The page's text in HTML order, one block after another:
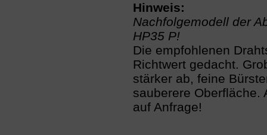
Hinweis:
Nachfolgemodell der
HP35 P!
Die empfohlenen
Richtwert gedacht.
stärker ab, feine
sauberere Oberfläche.
auf Anfrage!